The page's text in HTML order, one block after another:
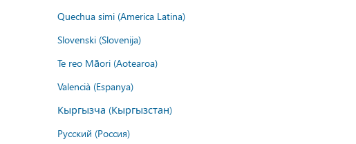
Quechua simi (America Latina)
Slovenski (Slovenija)
Te reo Māori (Aotearoa)
Valencià (Espanya)
Кыргызча (Кыргызстан)
Русский (Россия)